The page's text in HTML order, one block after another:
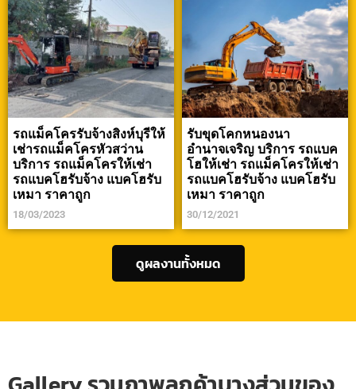
รถแม็คโครรับจ้างสิงห์บุรีให้
เช่ารถแม็คโครหัวสว่าน
บริการ รถแม็คโครให้เช่า
รถแบคโฮรับจ้าง แบคโฮรับ
เหมา ราคาถูก
18/03/2023
รับขุดโคกหนองนา
อำนาจเจริญ บริการ รถแบค
โฮให้เช่า รถแม็คโครให้เช่า
รถแบคโฮรับจ้าง แบคโฮรับ
เหมา ราคาถูก
30/12/2021
ดูผลงานทั้งหมด